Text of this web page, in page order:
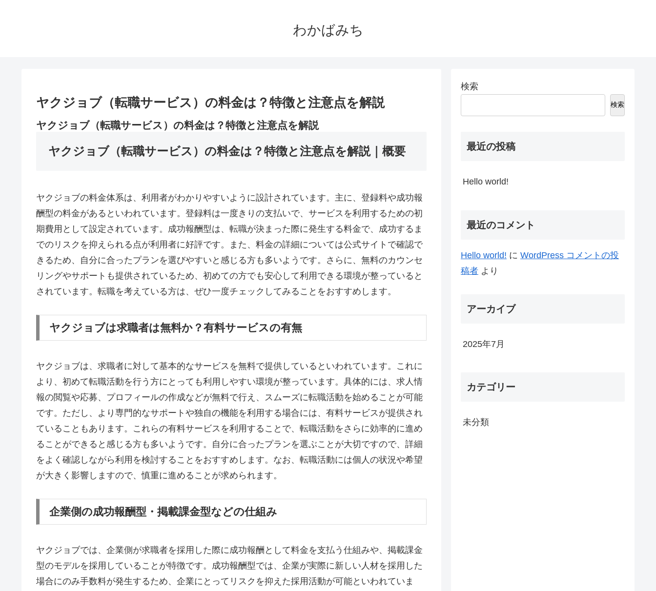
わかばみち
ヤクジョブ（転職サービス）の料金は？特徴と注意点を解説
ヤクジョブ（転職サービス）の料金は？特徴と注意点を解説
ヤクジョブ（転職サービス）の料金は？特徴と注意点を解説｜概要
ヤクジョブの料金体系は、利用者がわかりやすいように設計されています。主に、登録料や成功報
酬型の料金があるといわれています。登録料は一度きりの支払いで、サービスを利用するための初
期費用として設定されています。成功報酬型は、転職が決まった際に発生する料金で、成功するま
でのリスクを抑えられる点が利用者に好評です。また、料金の詳細については公式サイトで確認で
きるため、自分に合ったプランを選びやすいと感じる方も多いようです。さらに、無料のカウンセ
リングやサポートも提供されているため、初めての方でも安心して利用できる環境が整っていると
されています。転職を考えている方は、ぜひ一度チェックしてみることをおすすめします。
ヤクジョブは求職者は無料か？有料サービスの有無
ヤクジョブは、求職者に対して基本的なサービスを無料で提供しているといわれています。これに
より、初めて転職活動を行う方にとっても利用しやすい環境が整っています。具体的には、求人情
報の閲覧や応募、プロフィールの作成などが無料で行え、スムーズに転職活動を始めることが可能
です。ただし、より専門的なサポートや独自の機能を利用する場合には、有料サービスが提供され
ていることもあります。これらの有料サービスを利用することで、転職活動をさらに効率的に進め
ることができると感じる方も多いようです。自分に合ったプランを選ぶことが大切ですので、詳細
をよく確認しながら利用を検討することをおすすめします。なお、転職活動には個人の状況や希望
が大きく影響しますので、慎重に進めることが求められます。
企業側の成功報酬型・掲載課金型などの仕組み
ヤクジョブでは、企業側が求職者を採用した際に成功報酬として料金を支払う仕組みや、掲載課金
型のモデルを採用していることが特徴です。成功報酬型では、企業が実際に新しい人材を採用した
場合にのみ手数料が発生するため、企業にとってリスクを抑えた採用活動が可能といわれていま
検索
検索
最近の投稿
Hello world!
最近のコメント
Hello world! に WordPress コメントの投
稿者 より
アーカイブ
2025年7月
カテゴリー
未分類